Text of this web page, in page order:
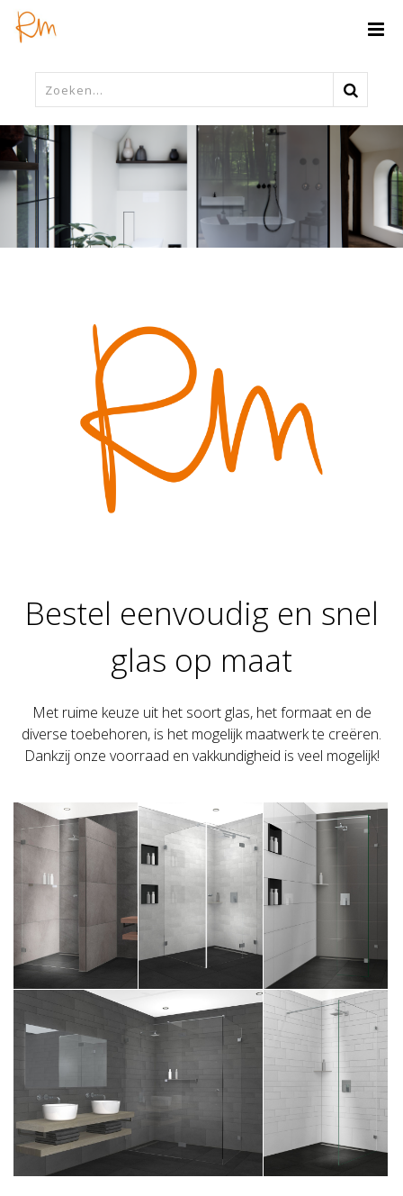
Bestel eenvoudig en snel
glas op maat
Met ruime keuze uit het soort glas, het formaat en de
diverse toebehoren, is het mogelijk maatwerk te creëren.
Dankzij onze voorraad en vakkundigheid is veel mogelijk!